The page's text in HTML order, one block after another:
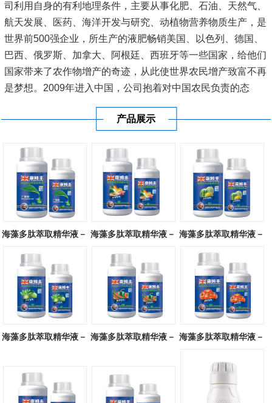
司利用自身的有利地理条件，主要从事化肥、石油、天然气、
航天发展、医药、海洋开发与研究、动植物营养物质生产，是
世界前500强企业，所生产的液肥畅销美国、以色列、德国、
巴西、俄罗斯、加拿大、阿根廷、西班牙等一些国家，给他们
国家带来了农作物增产的奇迹，从此使世界农民增产致富不再
是梦想。2009年进入中国，公司抱着对中国农民负责的态
东、广西、海南等20多...
[查看详情]
产品展示
海藻多肽萃取精华液－
广谱型
海藻多肽萃取精华液－
块茎专用
海藻多肽萃取精华液－
瓜类专用
海藻多肽萃取精华液－ 海藻多肽萃取精华液－ 海藻多肽萃取精华液－